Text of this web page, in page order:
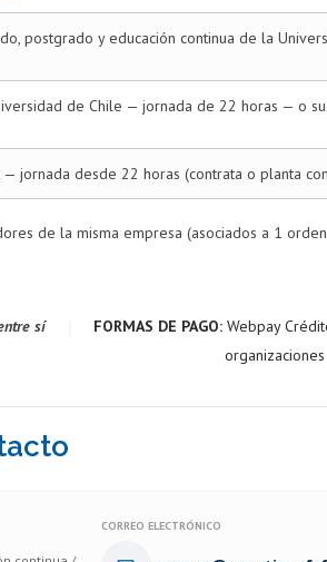
postgrado y educación continua de la
de Chile — jornada de 22 horas — o
— jornada desde 22 horas (contrata o planta
de la misma empresa (asociados a 1
sí FORMAS DE PAGO: Webpay
organizaciones
CORREO ELECTRÓNICO